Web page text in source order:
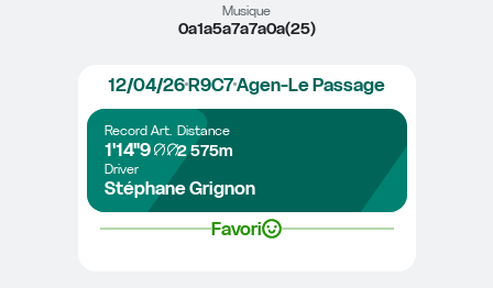
Musique
0a1a5a7a7a0a(25)
12/04/26R9C7Agen-Le Passage
Record
1'14"9
Art. Distance
2 575m
Driver
Stéphane Grignon
Favori